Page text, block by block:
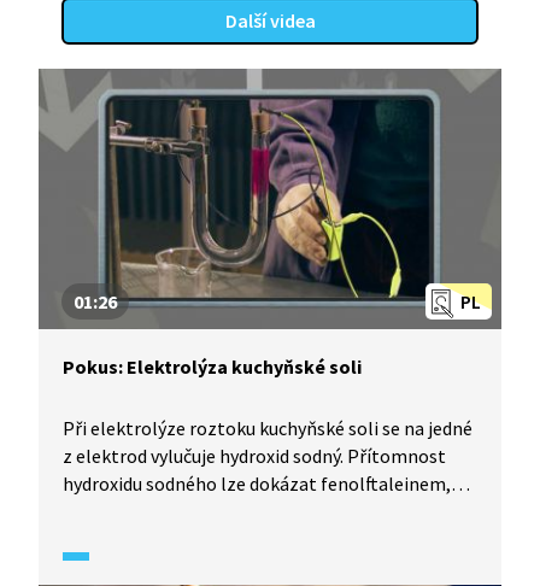
Další videa
PL
01:26
Pokus: Elektrolýza kuchyňské soli
Při elektrolýze roztoku kuchyňské soli se na jedné
z elektrod vylučuje hydroxid sodný. Přítomnost
hydroxidu sodného lze dokázat fenolftaleinem,